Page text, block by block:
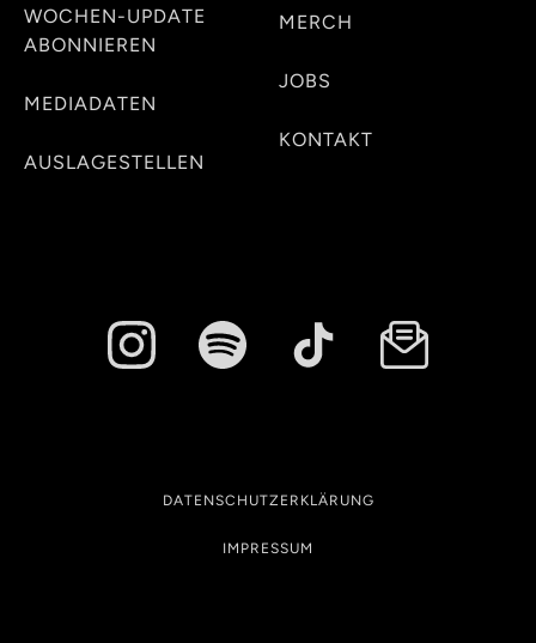
WOCHEN-UPDATE
ABONNIEREN
MEDIADATEN
AUSLAGESTELLEN
MERCH
JOBS
KONTAKT
DATENSCHUTZERKLÄRUNG
IMPRESSUM